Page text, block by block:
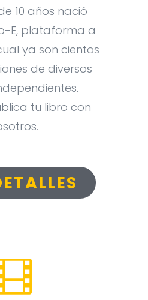
10 años nació
E, plataforma a
ya son cientos
de diversos
tu libro con